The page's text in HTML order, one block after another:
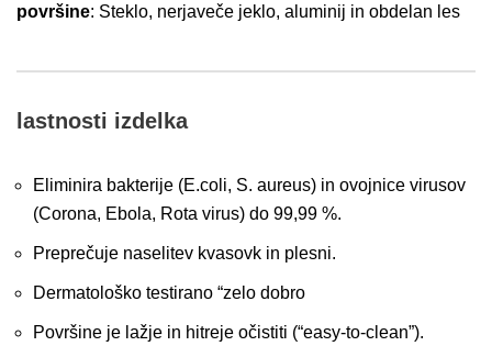
površine: Steklo, nerjaveče jeklo, aluminij in obdelan les
lastnosti izdelka
Eliminira bakterije (E.coli, S. aureus) in ovojnice virusov
(Corona, Ebola, Rota virus) do 99,99 %.
Preprečuje naselitev kvasovk in plesni.
Dermatološko testirano “zelo dobro
Površine je lažje in hitreje očistiti (“easy-to-clean”).